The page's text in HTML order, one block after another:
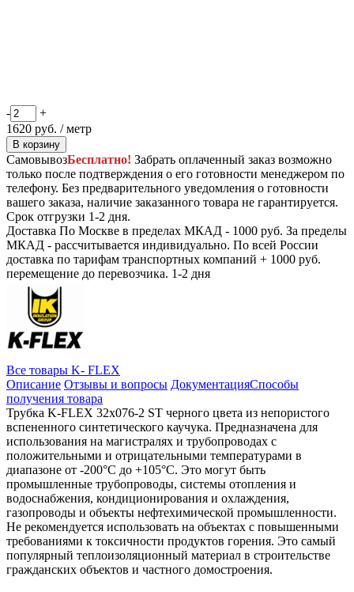
-
+
1620 руб. / метр
В корзину
СамовывозБесплатно! Забрать оплаченный заказ возможно
только после подтверждения о его готовности менеджером по
телефону. Без предварительного уведомления о готовности
вашего заказа, наличие заказанного товара не гарантируется.
Срок отгрузки 1-2 дня.
Доставка По Москве в пределах МКАД - 1000 руб. За пределы
МКАД - рассчитывается индивидуально. По всей России
доставка по тарифам транспортных компаний + 1000 руб.
перемещение до перевозчика. 1-2 дня
Все товары K- FLEX
Описание Отзывы и вопросы ДокументацияСпособы
получения товара
Трубка K-FLEX 32x076-2 ST черного цвета из непористого
вспененного синтетического каучука. Предназначена для
использования на магистралях и трубопроводах с
положительными и отрицательными температурами в
диапазоне от -200°C до +105°C. Это могут быть
промышленные трубопроводы, системы отопления и
водоснабжения, кондиционирования и охлаждения,
газопроводы и объекты нефтехимической промышленности.
Не рекомендуется использовать на объектах с повышенными
требованиями к токсичности продуктов горения. Это самый
популярный теплоизоляционный материал в строительстве
гражданских объектов и частного домостроения.